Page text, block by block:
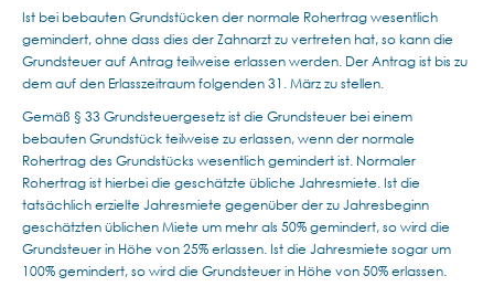
Ist bei bebauten Grundstücken der normale Rohertrag wesentlich
gemindert, ohne dass dies der Zahnarzt zu vertreten hat, so kann die
Grundsteuer auf Antrag teilweise erlassen werden. Der Antrag ist bis zu
dem auf den Erlasszeitraum folgenden 31. März zu stellen.
Gemäß § 33 Grundsteuergesetz ist die Grundsteuer bei einem
bebauten Grundstück teilweise zu erlassen, wenn der normale
Rohertrag des Grundstücks wesentlich gemindert ist. Normaler
Rohertrag ist hierbei die geschätzte übliche Jahresmiete. Ist die
tatsächlich erzielte Jahresmiete gegenüber der zu Jahresbeginn
geschätzten üblichen Miete um mehr als 50% gemindert, so wird die
Grundsteuer in Höhe von 25% erlassen. Ist die Jahresmiete sogar um
100% gemindert, so wird die Grundsteuer in Höhe von 50% erlassen.